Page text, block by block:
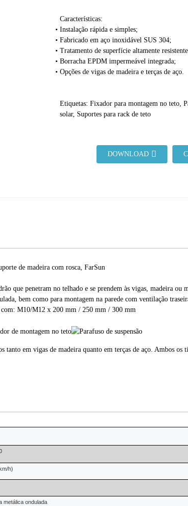
Características:
Instalação rápida e simples;
Fabricado em aço inoxidável SUS 304;
Tratamento de superfície altamente
Borracha EPDM impermeável integrada;
Opções de vigas de madeira e terças de aço.
Etiquetas: Fixador para montagem no teto,
solar, Suportes para rack de teto
DOWNLOAD
de madeira com rosca, FarSun
que penetram no telhado e se prendem às vigas, madeira ou
bem como para montagem na parede com ventilação
com: M10/M12 x 200 mm / 250 mm / 300 mm
tanto em vigas de madeira quanto em terças de aço. Ambos os
h)
metálica ondulada